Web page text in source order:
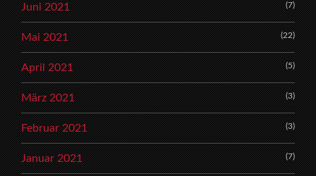
Juni 2021 (7)
Mai 2021 (22)
April 2021 (5)
März 2021 (3)
Februar 2021 (3)
Januar 2021 (7)